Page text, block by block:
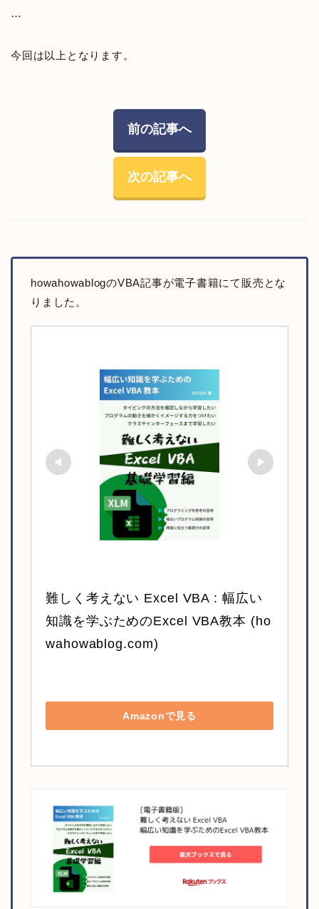
…
今回は以上となります。
前の記事へ
次の記事へ
howahowablogのVBA記事が電子書籍にて販売とな
りました。
難しく考えない Excel VBA : 幅広い
知識を学ぶためのExcel VBA教本 (ho
wahowablog.com)
Amazonで見る